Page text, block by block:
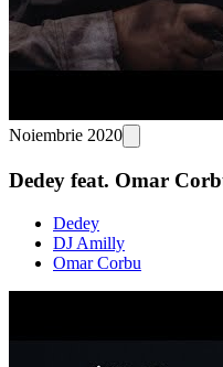
Noiembrie 2020
Dedey feat. Omar
Dedey
DJ Amilly
Omar Corbu